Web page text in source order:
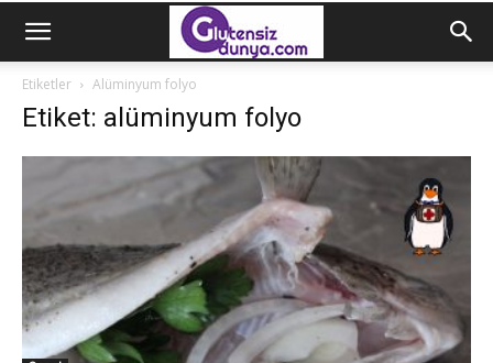
Etiketler Alüminyum folyo
Etiket: alüminyum folyo